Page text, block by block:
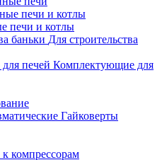
печи и котлы
Для строительства
Комплектующие для
Гайковерты